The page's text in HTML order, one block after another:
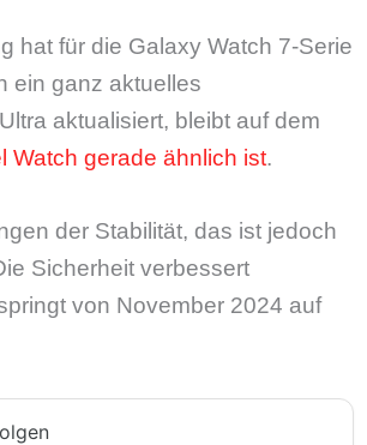
hat für die Galaxy Watch 7-Serie
ein ganz aktuelles
aktualisiert, bleibt auf dem
Watch gerade ähnlich ist.
der Stabilität, das ist jedoch
Sicherheit verbessert
von November 2024 auf